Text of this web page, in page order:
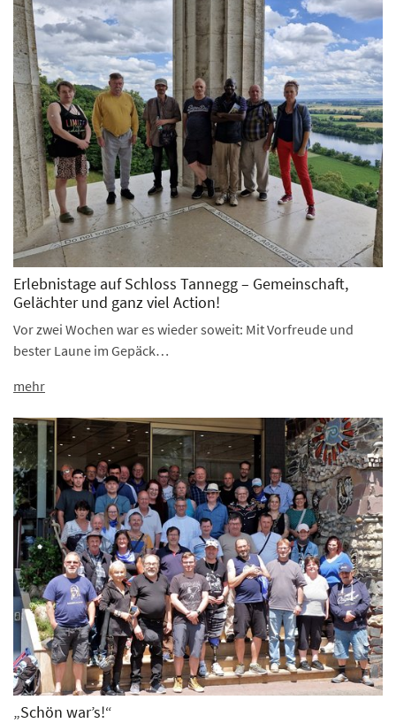
Erlebnistage auf Schloss Tannegg – Gemeinschaft,
Gelächter und ganz viel Action!
Vor zwei Wochen war es wieder soweit: Mit Vorfreude und
bester Laune im Gepäck…
mehr
„Schön war’s!“